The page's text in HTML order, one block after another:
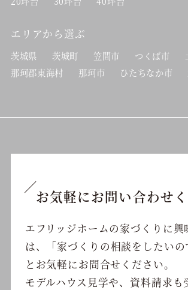
エリアから選ぶ
茨城県 茨城町 笠間市 つくば市
那珂郡東海村
那珂市 ひたちなか市
お気軽にお問い合わせ
エフリッジホームの家づくりに興
は、
「家づくりの相談をしたい
と お気軽にお問合せください。
モデルハウス見学や、資料請求も